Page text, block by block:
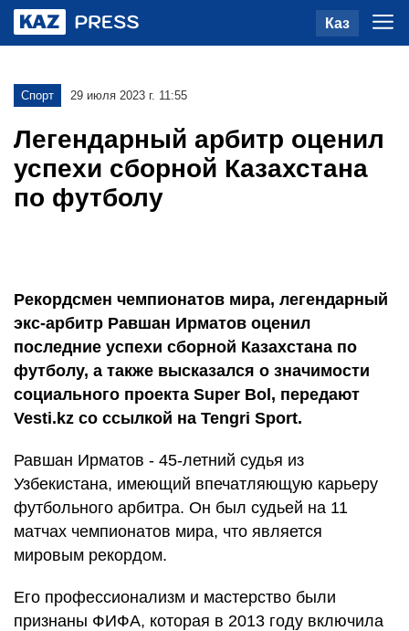
Каз
Спорт 29 июля 2023 г. 11:55
Легендарный арбитр оценил
успехи сборной Казахстана
по футболу
Рекордсмен чемпионатов мира, легендарный
экс-арбитр Равшан Ирматов оценил
последние успехи сборной Казахстана по
футболу, а также высказался о значимости
социального проекта Super Bol, передают
Vesti.kz со ссылкой на Tengri Sport.
Равшан Ирматов - 45-летний судья из
Узбекистана, имеющий впечатляющую карьеру
футбольного арбитра. Он был судьей на 11
матчах чемпионатов мира, что является
мировым рекордом.
Его профессионализм и мастерство были
признаны ФИФА, которая в 2013 году включила